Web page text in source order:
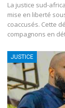
La justice sud-
mise en liberté
coaccusés. Cette
compagnons en
JUSTICE